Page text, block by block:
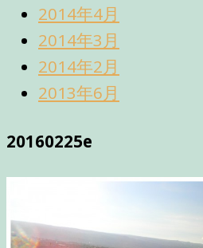
2014年4月
2014年3月
2014年2月
2013年6月
20160225e